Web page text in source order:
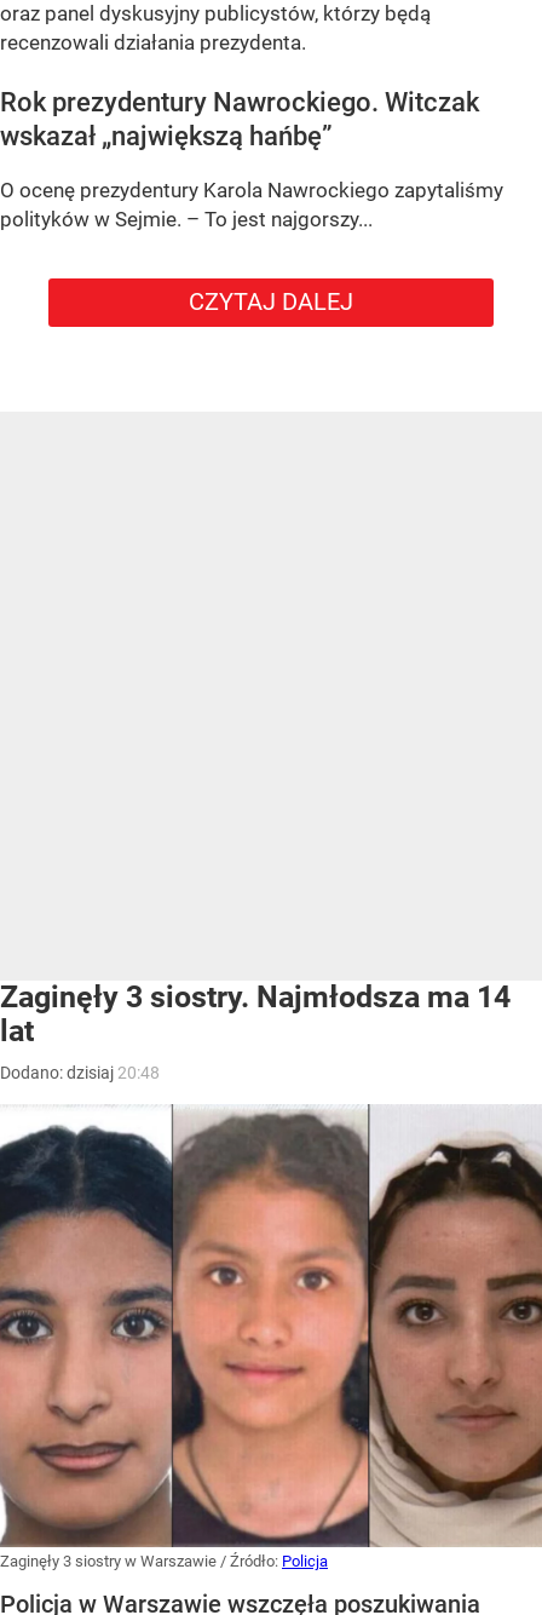
oraz panel dyskusyjny publicystów, którzy będą
recenzowali działania prezydenta.
Rok prezydentury Nawrockiego. Witczak
wskazał „największą hańbę”
O ocenę prezydentury Karola Nawrockiego zapytaliśmy
polityków w Sejmie. – To jest najgorszy...
CZYTAJ DALEJ
Zaginęły 3 siostry. Najmłodsza ma 14
lat
Dodano:dzisiaj 20:48
Zaginęły 3 siostry w Warszawie / Źródło: Policja
Policja w Warszawie wszczęła poszukiwania